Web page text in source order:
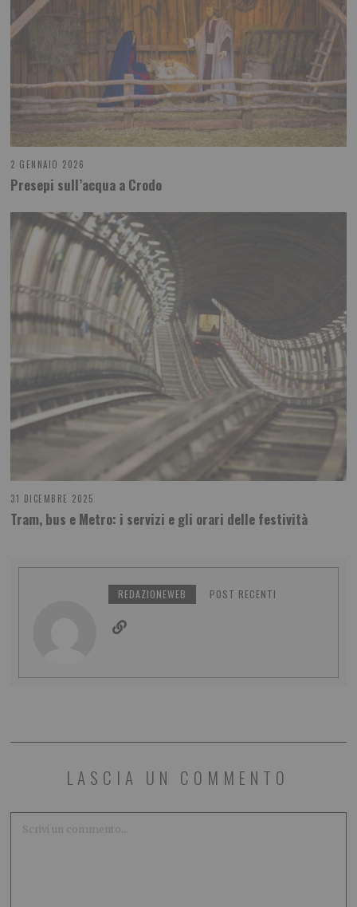
2 GENNAIO 2026
Presepi sull’acqua a Crodo
31 DICEMBRE 2025
Tram, bus e Metro: i servizi e gli orari delle festività
REDAZIONEWEB POST RECENTI
LASCIA UN COMMENTO